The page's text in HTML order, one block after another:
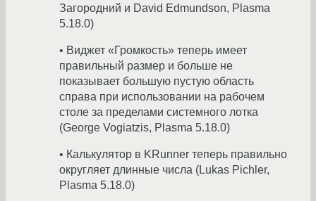
Загородний и David Edmundson, Plasma
5.18.0)
• Виджет «Громкость» теперь имеет
правильный размер и больше не
показывает большую пустую область
справа при использовании на рабочем
столе за пределами системного лотка
(George Vogiatzis, Plasma 5.18.0)
• Калькулятор в KRunner теперь правильно
округляет длинные числа (Lukas Pichler,
Plasma 5.18.0)